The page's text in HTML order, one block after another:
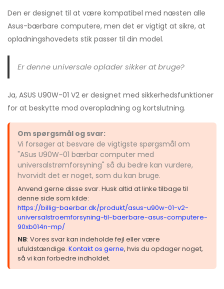
Den er designet til at være kompatibel med næsten alle
Asus-bærbare computere, men det er vigtigt at sikre, at
opladningshovedets stik passer til din model.
Er denne universale oplader sikker at bruge?
Ja, ASUS U90W-01 V2 er designet med sikkerhedsfunktioner
for at beskytte mod overopladning og kortslutning.
Om spørgsmål og svar:
Vi forsøger at besvare de vigtigste spørgsmål om
"ASus U90W-01 bærbar computer med
universalstrømforsyning" så du bedre kan vurdere,
hvorvidt det er noget, som du kan bruge.
Anvend gerne disse svar. Husk altid at linke tilbage til
denne side som kilde:
https://billig-baerbar.dk/produkt/asus-u90w-01-v2-
universalstroemforsyning-til-baerbare-asus-computere-
90xb014n-mp/
NB: Vores svar kan indeholde fejl eller være
ufuldstændige. Kontakt os gerne, hvis du opdager noget,
så vi kan forbedre indholdet.